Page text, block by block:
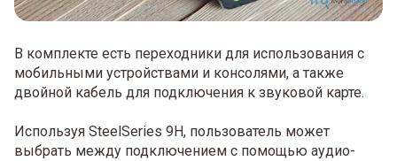
В комплекте есть переходники для использования с
мобильными устройствами и консолями, а также
двойной кабель для подключения к звуковой карте.
Используя SteelSeries 9H, пользователь может
выбрать между подключением с помощью аудио-